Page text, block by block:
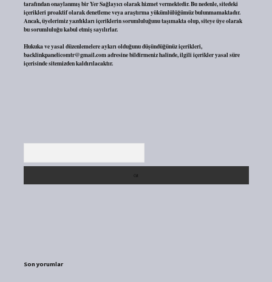
tarafından onaylanmış bir Yer Sağlayıcı olarak hizmet vermektedir. Bu nedenle, sitedeki
içerikleri proaktif olarak denetleme veya araştırma yükümlülüğümüz bulunmamaktadır.
Ancak, üyelerimiz yazdıkları içeriklerin sorumluluğunu taşımakta olup, siteye üye olarak
bu sorumluluğu kabul etmiş sayılırlar.
Hukuka ve yasal düzenlemelere aykırı olduğunu düşündüğünüz içerikleri,
backlinkpanelicomtr@gmail.comadresine bildirmeniz halinde, ilgili içerikler yasal süre
içerisinde sitemizden kaldırılacaktır.
Son yorumlar